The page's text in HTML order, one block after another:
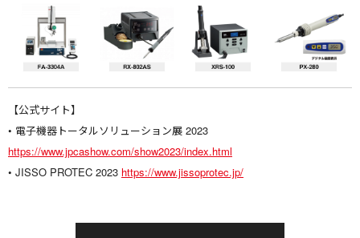
【公式サイト】
• 電子機器トータルソリューション展 2023
https://www.jpcashow.com/show2023/index.html
• JISSO PROTEC 2023 https://www.jissoprotec.jp/